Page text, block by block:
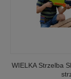
WIELKA Strzelba